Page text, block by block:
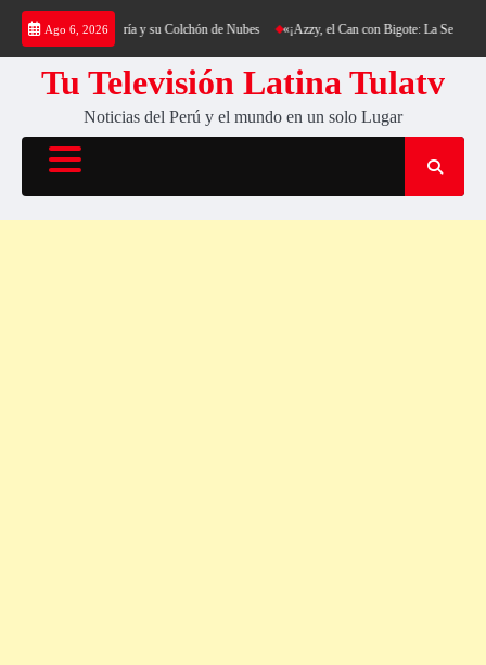
Saltar
contenido
Ago 6, 2026
al Cerro Cantería y su Colchón de Nubes «¡Azzy, el Can con Bigote: La Sensación
Tu Televisión Latina Tulatv
Noticias del Perú y el mundo en un solo Lugar